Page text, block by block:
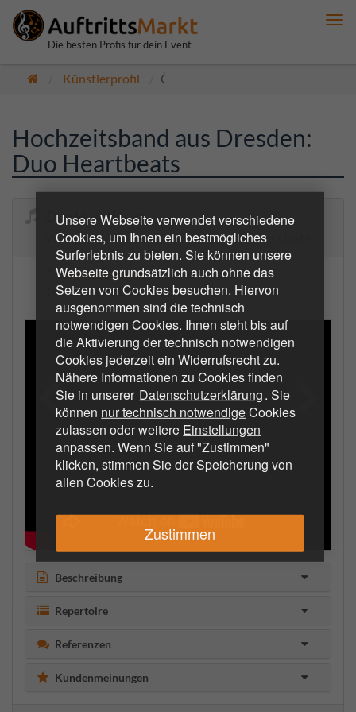
Unsere Webseite verwendet verschiedene
Cookies, um Ihnen ein bestmögliches
Surferlebnis zu bieten. Sie können unsere
Webseite grundsätzlich auch ohne das
Setzen von Cookies besuchen. Hiervon
ausgenommen sind die technisch
notwendigen Cookies. Ihnen steht bis auf
die Aktivierung der technisch notwendigen
Cookies jederzeit ein Widerrufsrecht zu.
Nähere Informationen zu Cookies finden
Sie in unserer Datenschutzerklärung. Sie
können nur technisch notwendigeCookies
zulassen oder weitere Einstellungen
anpassen. Wenn Sie auf "Zustimmen"
klicken, stimmen Sie der Speicherung von
allen Cookies zu.
Zustimmen
Die besten Profis für dein Event
Künstlerprofil Öffentlich
Hochzeitsband aus Dresden:
Duo Heartbeats
Duo Heartbeats
Wir spielen mit Freude und zur Freude der Gäste
5.0
2 Bewertungen
(4 bestätigte Buchungen)
Beschreibung
Repertoire
Referenzen
Kundenmeinungen